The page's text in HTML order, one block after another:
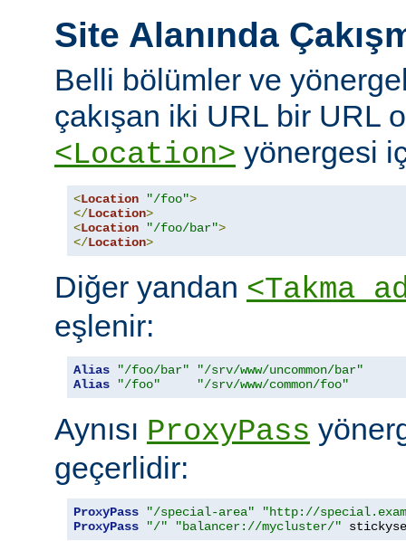
Site Alanında
Belli bölümler ve
çakışan iki URL bir URL
<Location> yönergesi
<Location "/foo">
</Location>
<Location "/foo/bar">
</Location>
Diğer yandan <Takma
eşlenir:
Alias "/foo/bar"
"/srv/www/uncommon/bar"
Alias
"/foo" "/srv/www/common/foo"
Aynısı ProxyPass
geçerlidir:
ProxyPass "/special-area"
"http://
ProxyPass
"/" "balancer://mycluster/"